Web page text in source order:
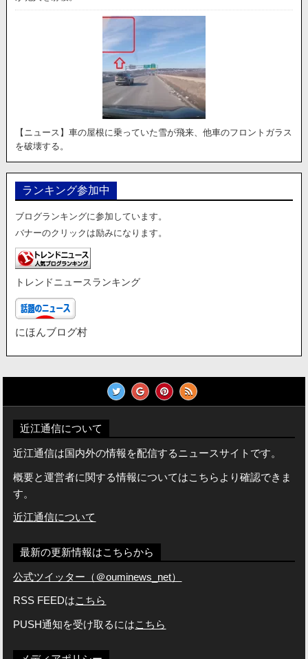
【ニュース】車の屋根に乗っていた雪が飛来、他車のフロントガラス
を破壊する。
ランキング参加中
ブログランキングに参加しています。
バナーのクリックは励みになります。
トレンドニュースランキング
にほんブログ村
近江通信について
近江通信は国内外の情報を配信するニュースサイトです。
概要と運営者に関する情報についてはこちらより確認できま
す。
近江通信について
最新の更新情報はこちらから
公式ツイッター（＠ouminews_net）
RSS FEEDはこちら
PUSH通知を受け取るにはこちら